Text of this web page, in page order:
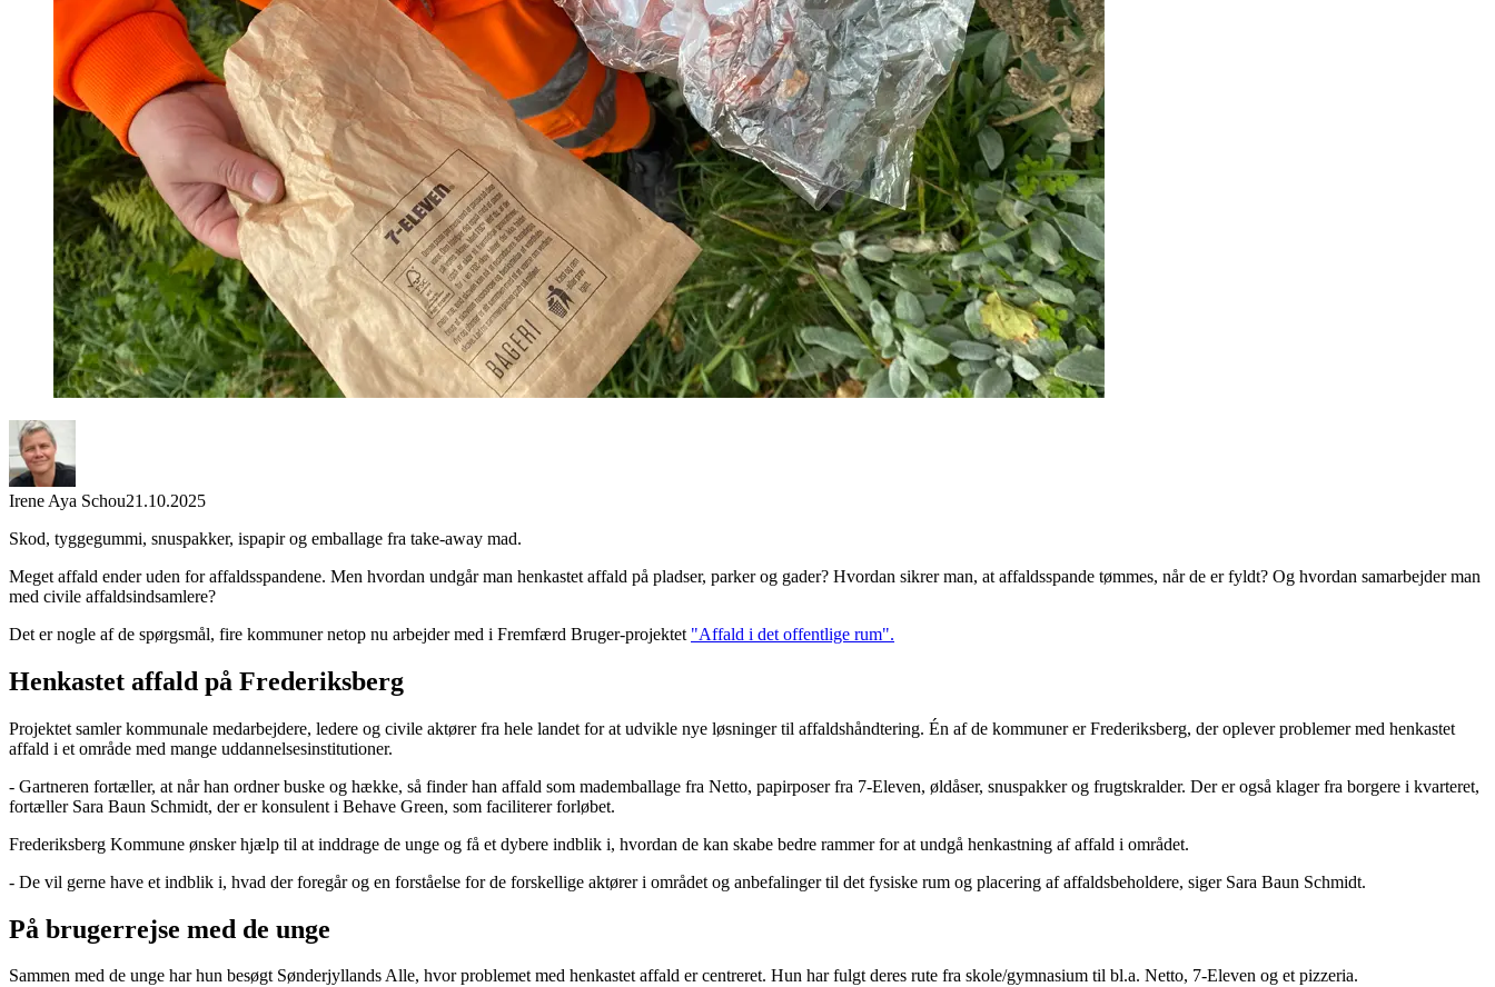
Irene Aya Schou21.10.2025
Skod, tyggegummi, snuspakker, ispapir og emballage fra take-away mad.
Meget affald ender uden for affaldsspandene. Men hvordan undgår man henkastet affald på pladser, parker og gader? Hvordan sikrer man, at affaldsspande tømmes, når de er fyldt? Og hvordan samarbejder man
med civile affaldsindsamlere?
Det er nogle af de spørgsmål, fire kommuner netop nu arbejder med i Fremfærd Bruger-projektet "Affald i det offentlige rum".
Henkastet affald på Frederiksberg
Projektet samler kommunale medarbejdere, ledere og civile aktører fra hele landet for at udvikle nye løsninger til affaldshåndtering. Én af de kommuner er Frederiksberg, der oplever problemer med henkastet
affald i et område med mange uddannelsesinstitutioner.
- Gartneren fortæller, at når han ordner buske og hække, så finder han affald som mademballage fra Netto, papirposer fra 7-Eleven, øldåser, snuspakker og frugtskralder. Der er også klager fra borgere i kvarteret,
fortæller Sara Baun Schmidt, der er konsulent i Behave Green, som faciliterer forløbet.
Frederiksberg Kommune ønsker hjælp til at inddrage de unge og få et dybere indblik i, hvordan de kan skabe bedre rammer for at undgå henkastning af affald i området.
- De vil gerne have et indblik i, hvad der foregår og en forståelse for de forskellige aktører i området og anbefalinger til det fysiske rum og placering af affaldsbeholdere, siger Sara Baun Schmidt.
På brugerrejse med de unge
Sammen med de unge har hun besøgt Sønderjyllands Alle, hvor problemet med henkastet affald er centreret. Hun har fulgt deres rute fra skole/gymnasium til bl.a. Netto, 7-Eleven og et pizzeria.